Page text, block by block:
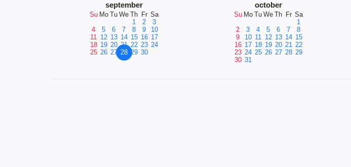
september
Su Mo Tu We Th Fr Sa
1
2
3
4
5 6 7 8 9
10
11 12 13 14 15 16 17
18 19 20 21 22 23 24
25 26 27 28 29 30
october
Su Mo Tu We Th Fr Sa
1
2
3 4 5 6 7
8
9
10 11 12 13 14 15
16 17 18 19 20 21 22
23 24 25 26 27 28 29
30 31